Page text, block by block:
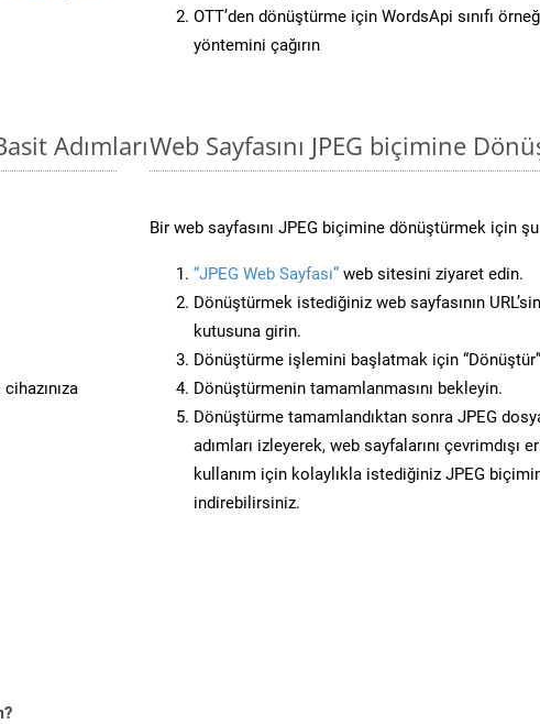
OTT’den dönüştürme için WordsApi sınıfı
yöntemini çağırın
AdımlarıWeb Sayfasını JPEG biçimine
Bir web sayfasını JPEG biçimine dönüştürmek için şu
“JPEG Web Sayfası” web sitesini ziyaret edin.
Dönüştürmek istediğiniz web sayfasının
kutusuna girin.
Dönüştürme işlemini başlatmak için
Dönüştürmenin tamamlanmasını bekleyin.
Dönüştürme tamamlandıktan sonra JPEG
adımları izleyerek, web sayfalarını çevrimdışı
kullanım için kolaylıkla istediğiniz JPEG
indirebilirsiniz.